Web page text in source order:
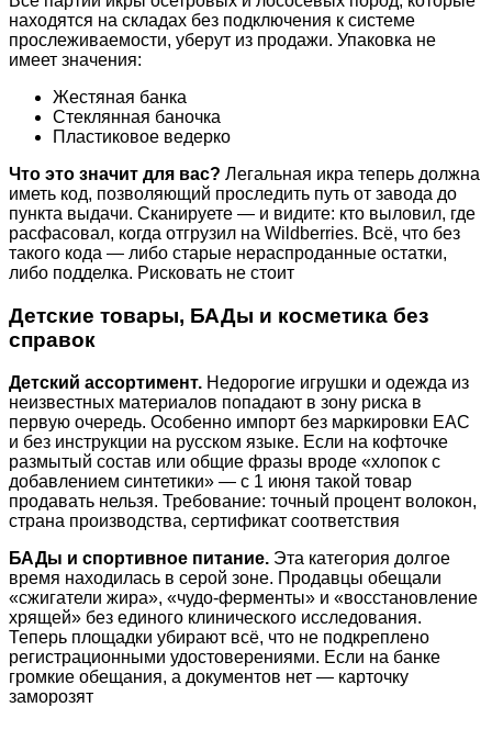
находятся на складах без подключения к системе
прослеживаемости, уберут из продажи. Упаковка не
имеет значения:
Жестяная банка
Стеклянная баночка
Пластиковое ведерко
Что это значит для вас? Легальная икра теперь должна
иметь код, позволяющий проследить путь от завода до
пункта выдачи. Сканируете — и видите: кто выловил, где
расфасовал, когда отгрузил на Wildberries. Всё, что без
такого кода — либо старые нераспроданные остатки,
либо подделка. Рисковать не стоит
Детские товары, БАДы и косметика без
справок
Детский ассортимент. Недорогие игрушки и одежда из
неизвестных материалов попадают в зону риска в
первую очередь. Особенно импорт без маркировки ЕАС
и без инструкции на русском языке. Если на кофточке
размытый состав или общие фразы вроде «хлопок с
добавлением синтетики» — с 1 июня такой товар
продавать нельзя. Требование: точный процент волокон,
страна производства, сертификат соответствия
БАДы и спортивное питание. Эта категория долгое
время находилась в серой зоне. Продавцы обещали
«сжигатели жира», «чудо-ферменты» и «восстановление
хрящей» без единого клинического исследования.
Теперь площадки убирают всё, что не подкреплено
регистрационными удостоверениями. Если на банке
громкие обещания, а документов нет — карточку
заморозят